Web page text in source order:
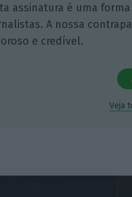
assinatura é uma
A nossa
e credível.
Veja